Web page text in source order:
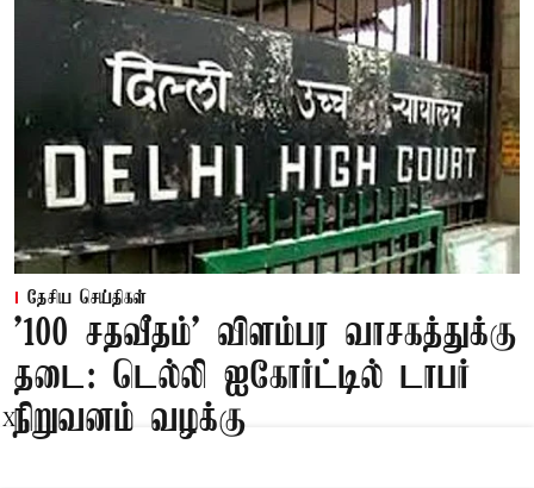
தேசிய செய்திகள்
'100 சதவீதம்' விளம்பர வாசகத்துக்கு
தடை: டெல்லி ஐகோர்ட்டில் டாபர்
நிறுவனம் வழக்கு
X